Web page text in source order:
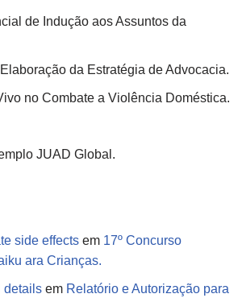
de Indução aos Assuntos da
da Estratégia de Advocacia.
no Combate a Violência Doméstica.
JUAD Global.
side effects em 17º Concurso
ara Crianças.
details em Relatório e Autorização para